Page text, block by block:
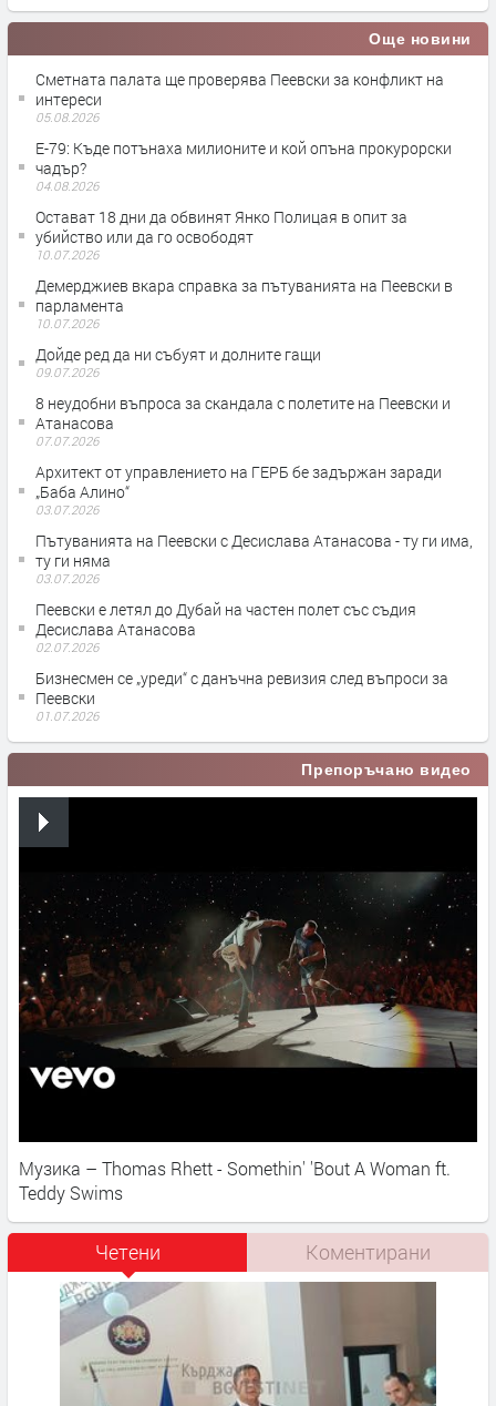
Още новини
Сметната палата ще провeрява Пеевски за конфликт на
интереси
05.08.2026
Е-79: Къде потънаха милионите и кой опъна прокурорски
чадър?
04.08.2026
Остават 18 дни да обвинят Янко Полицая в опит за
убийство или да го освободят
10.07.2026
Демерджиев вкара справка за пътуванията на Пеевски в
парламента
10.07.2026
Дойде ред да ни събуят и долните гащи
09.07.2026
8 неудобни въпроса за скандала с полетите на Пеевски и
Атанасова
07.07.2026
Архитект от управлението на ГЕРБ бе задържан заради
„Баба Алино“
03.07.2026
Пътуванията на Пеевски с Десислава Атанасова - ту ги има,
ту ги няма
03.07.2026
Пеевски е летял до Дубай на частен полет със съдия
Десислава Атанасова
02.07.2026
Бизнесмен се „уреди“ с данъчна ревизия след въпроси за
Пеевски
01.07.2026
Препоръчано видео
Музика – Thomas Rhett - Somethin' 'Bout A Woman ft.
Teddy Swims
Четени Коментирани